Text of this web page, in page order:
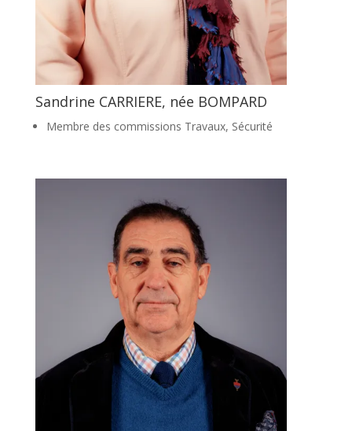
Sandrine CARRIERE, née BOMPARD
Membre des commissions Travaux, Sécurité